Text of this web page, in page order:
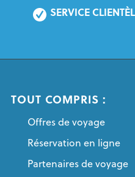
SERVICE
TOUT COMPRIS :
Offres de voyage
Réservation en ligne
Partenaires de voyage